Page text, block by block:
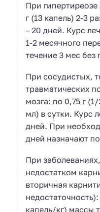
При
г (13 капель) 2-3
– 20 дней. Курс
1-2 месячного
течение 3 мес без
При сосудистых,
травматических
мозга: по 0,75 г
мл) в сутки. Курс
дней. При
дней назначают
При
недостатком
вторичная
капель/кг) массы